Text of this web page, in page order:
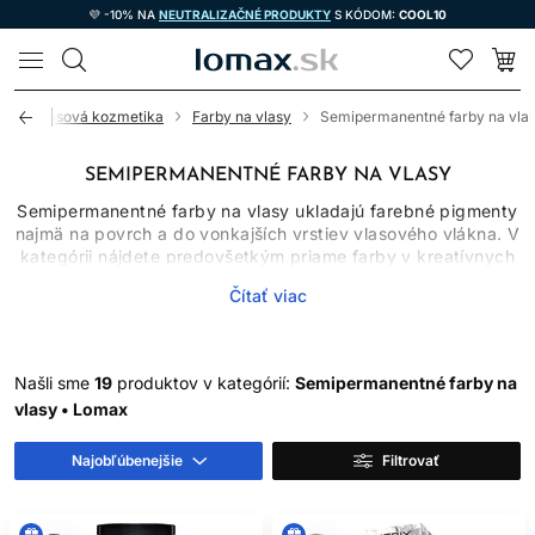
💜 -10% NA NEUTRALIZAČNÉ PRODUKTY S KÓDOM: COOL10
LOMAX
Vlasová kozmetika Farby na vlasy Semipermanentné farby na
SEMIPERMANENTNÉ FARBY NA VLASY
Semipermanentné farby na vlasy ukladajú farebné pigmenty
najmä na povrch a do vonkajších vrstiev vlasového vlákna. V
kategórii nájdete predovšetkým priame farby v kreatívnych
vyvíjača. Sú vhodné na oživenie farby, tónovanie
Označenie farby na vlasy samo osebe nehovorí, ako produkt
funguje. Pred použitím vždy skontrolujte, či ide o priamu
semipermanentnú farbu, demi-permanentnú oxidačnú farbu
alebo farebnú masku. Tieto systémy majú rozdielny spôsob
Čítať viac
Našli sme 19 produktov v kategórií: Semipermanentné farby na
vlasy • Lomax
Najobľúbenejšie Filtrovať